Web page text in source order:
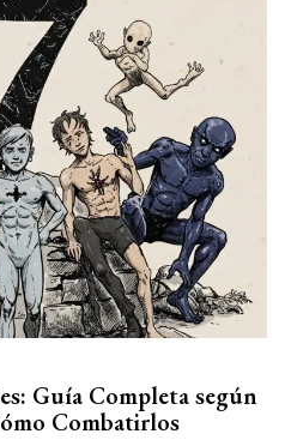
Guía Completa según
Combatirlos